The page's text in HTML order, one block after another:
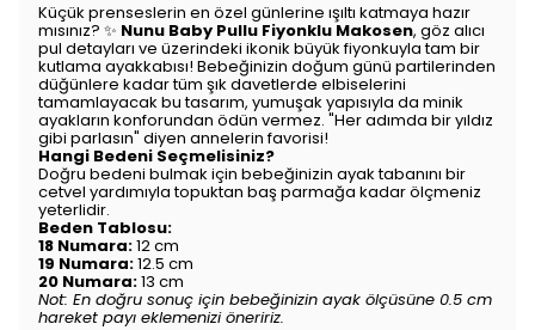
Küçük prenseslerin en özel günlerine ışıltı katmaya hazır
mısınız? ✨ Nunu Baby Pullu Fiyonklu Makosen, göz alıcı
pul detayları ve üzerindeki ikonik büyük fiyonkuyla tam bir
kutlama ayakkabısı! Bebeğinizin doğum günü partilerinden
düğünlere kadar tüm şık davetlerde elbiselerini
tamamlayacak bu tasarım, yumuşak yapısıyla da minik
ayakların konforundan ödün vermez. "Her adımda bir yıldız
gibi parlasın" diyen annelerin favorisi!
Hangi Bedeni Seçmelisiniz?
Doğru bedeni bulmak için bebeğinizin ayak tabanını bir
cetvel yardımıyla topuktan baş parmağa kadar ölçmeniz
yeterlidir.
Beden Tablosu:
18 Numara:12 cm
19 Numara:12.5 cm
20 Numara:13 cm
Not: En doğru sonuç için bebeğinizin ayak ölçüsüne 0.5 cm
hareket payı eklemenizi öneririz.